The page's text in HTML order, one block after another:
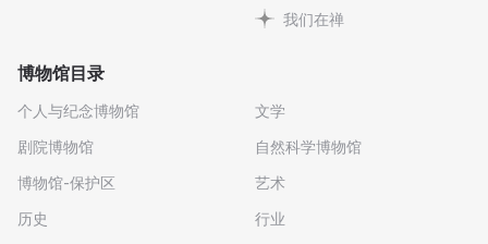
我们在禅
博物馆目录
个人与纪念博物馆
剧院博物馆
博物馆-保护区
历史
文学
自然科学博物馆
艺术
行业